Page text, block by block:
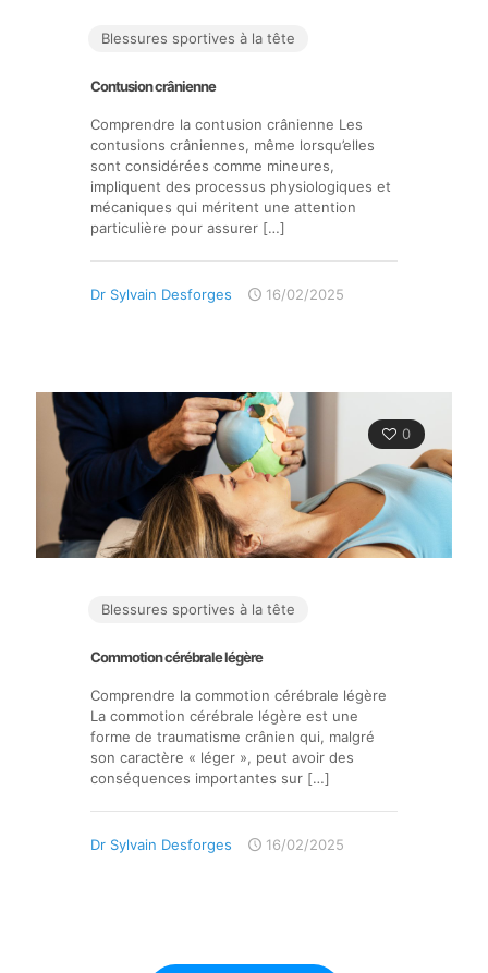
Blessures sportives à la tête
Contusion crânienne
Comprendre la contusion crânienne Les
contusions crâniennes, même lorsqu’elles
sont considérées comme mineures,
impliquent des processus physiologiques et
mécaniques qui méritent une attention
particulière pour assurer […]
Dr Sylvain Desforges 16/02/2025
0
Blessures sportives à la tête
Commotion cérébrale légère
Comprendre la commotion cérébrale légère
La commotion cérébrale légère est une
forme de traumatisme crânien qui, malgré
son caractère « léger », peut avoir des
conséquences importantes sur […]
Dr Sylvain Desforges 16/02/2025